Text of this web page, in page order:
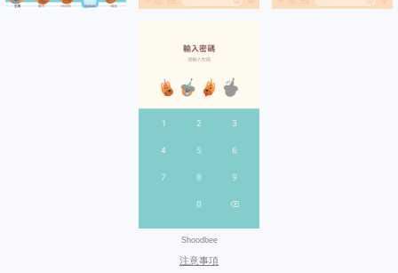
Shoodbee
注意事項